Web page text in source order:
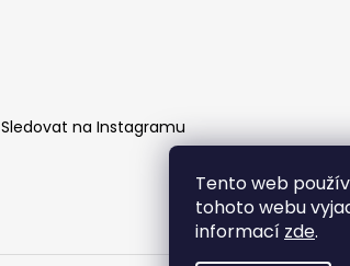
Tento web
tohoto webu
informací zde.
Sledovat na Instagramu